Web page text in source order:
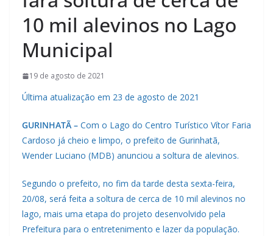
10 mil alevinos no Lago
Municipal
19 de agosto de 2021
Última atualização em 23 de agosto de 2021
GURINHATÃ – Com o Lago do Centro Turístico Vítor Faria
Cardoso já cheio e limpo, o prefeito de Gurinhatã,
Wender Luciano (MDB) anunciou a soltura de alevinos.
Segundo o prefeito, no fim da tarde desta sexta-feira,
20/08, será feita a soltura de cerca de 10 mil alevinos no
lago, mais uma etapa do projeto desenvolvido pela
Prefeitura para o entretenimento e lazer da população.